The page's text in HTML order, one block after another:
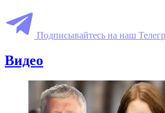
Подписывайтесь на наш
Видео